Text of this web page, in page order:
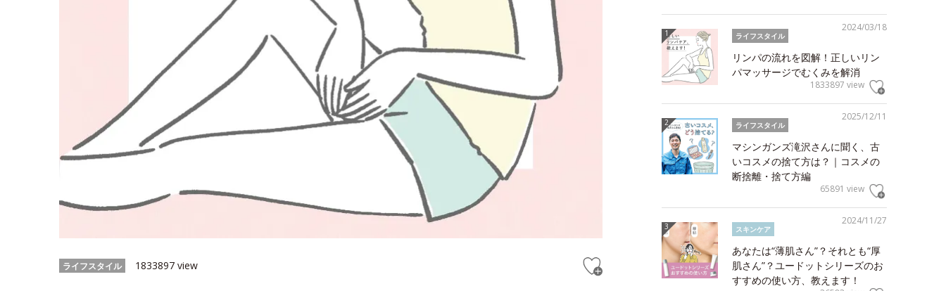
ライフスタイル 1833897 view
2024/03/18
ライフスタイル
リンパの流れを図解！正しいリン
パマッサージでむくみを解消
1833897 view
2025/12/11
ライフスタイル
マシンガンズ滝沢さんに聞く、古
いコスメの捨て方は？｜コスメの
断捨離・捨て方編
65891 view
2024/11/27
スキンケア
あなたは“薄肌さん”？それとも“厚
肌さん”？ユードットシリーズのお
すすめの使い方、教えます！